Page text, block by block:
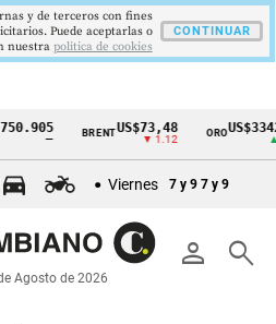
BRENT US$73,48
▼ 1.12
ORO US$3342,60
Viernes 7 y 9 7 y 9
person search
Agosto de 2026
y de terceros con fines
Puede aceptarlas o
nuestra politica de cookies
CONTINUAR